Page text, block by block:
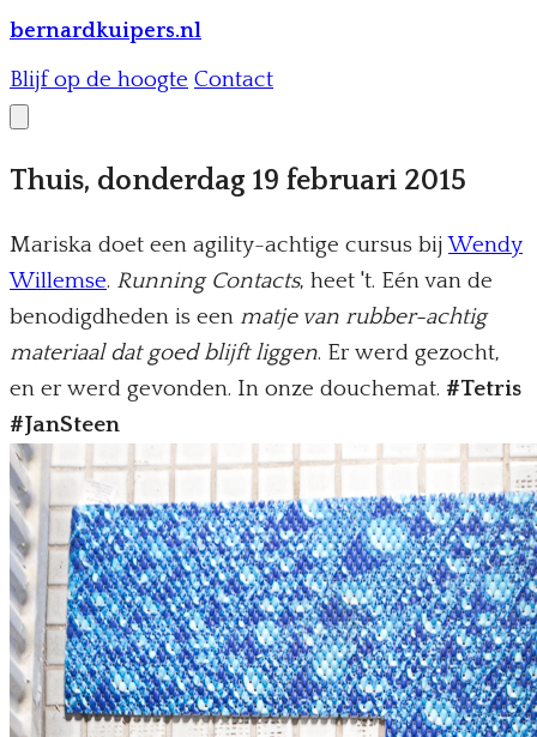
bernardkuipers.nl
Blijf op de hoogte Contact
Thuis, donderdag 19 februari 2015
Mariska doet een agility-achtige cursus bijWendy
Willemse. Running Contacts, heet 't. Eén van de
benodigdheden is een matje van rubber-achtig
materiaal dat goed blijft liggen. Er werd gezocht,
en er werd gevonden. In onze douchemat. #Tetris
#JanSteen